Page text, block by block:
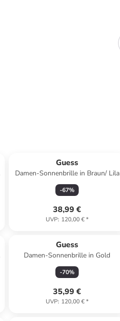
Guess
Damen-Sonnenbrille in Braun/ Lila
-67%
38,99 €
UVP: 120,00 €*
Guess
Damen-Sonnenbrille in Gold
-70%
35,99 €
UVP: 120,00 €*